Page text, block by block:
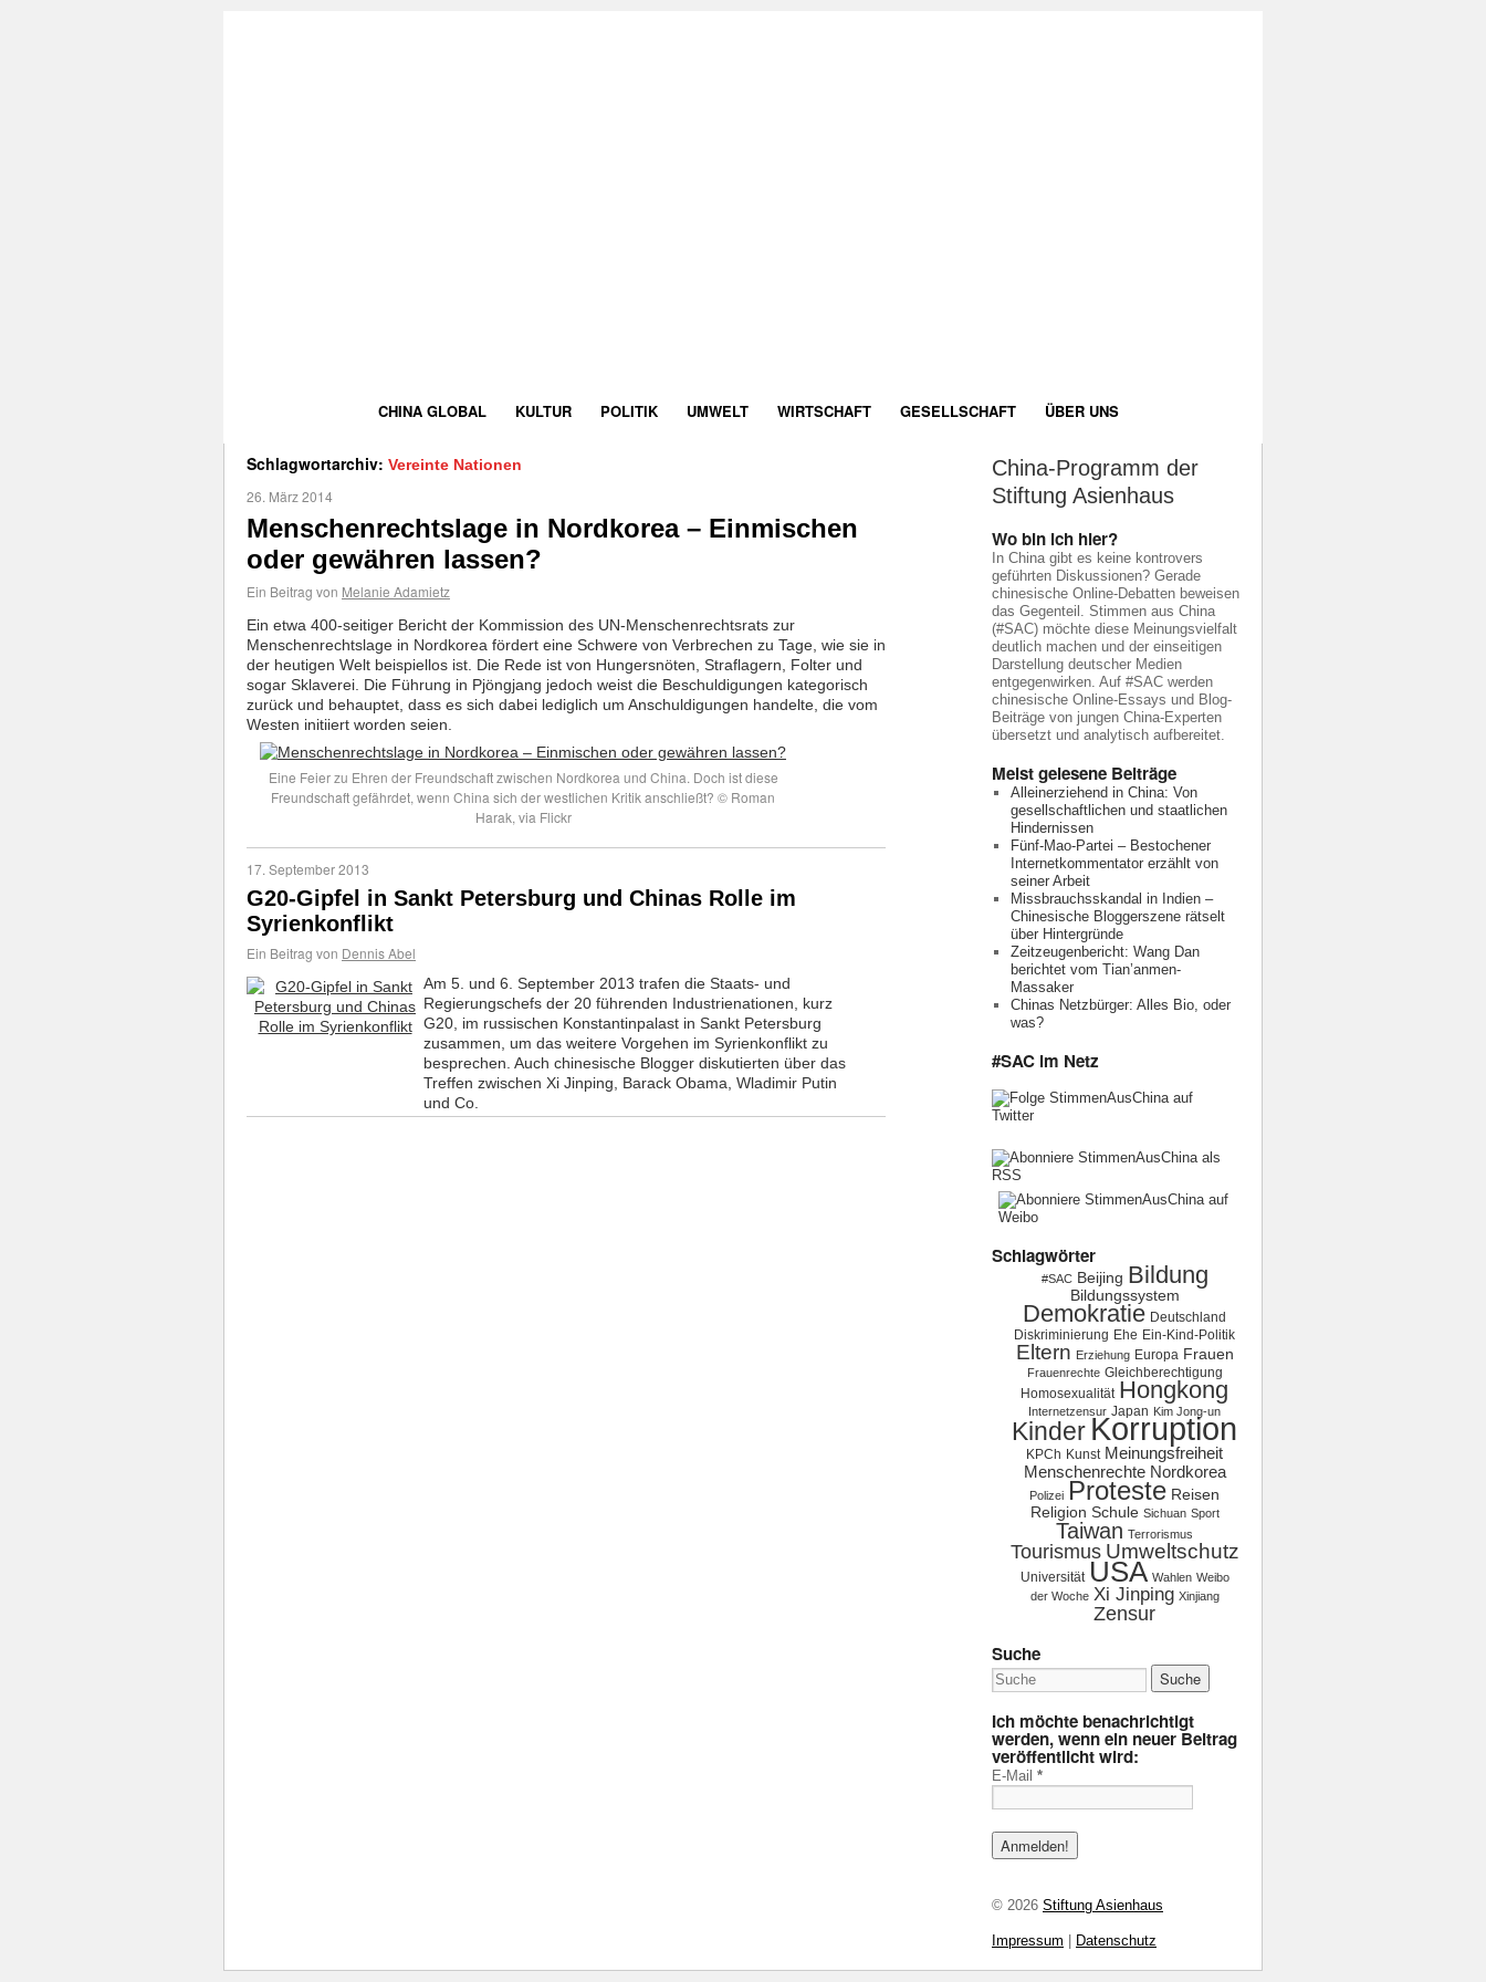
CHINA GLOBAL KULTUR POLITIK UMWELT WIRTSCHAFT GESELLSCHAFT ÜBER UNS
Schlagwortarchiv: Vereinte Nationen
26. März 2014
Menschenrechtslage in Nordkorea – Einmischen
oder gewähren lassen?
Ein Beitrag von Melanie Adamietz
Ein etwa 400-seitiger Bericht der Kommission des UN-Menschenrechtsrats zur
Menschenrechtslage in Nordkorea fördert eine Schwere von Verbrechen zu Tage, wie sie in
der heutigen Welt beispiellos ist. Die Rede ist von Hungersnöten, Straflagern, Folter und
sogar Sklaverei. Die Führung in Pjöngjang jedoch weist die Beschuldigungen kategorisch
zurück und behauptet, dass es sich dabei lediglich um Anschuldigungen handelte, die vom
Westen initiiert worden seien.
Eine Feier zu Ehren der Freundschaft zwischen Nordkorea und China. Doch ist diese
Freundschaft gefährdet, wenn China sich der westlichen Kritik anschließt? © Roman
Harak, via Flickr
17. September 2013
G20-Gipfel in Sankt Petersburg und Chinas Rolle im
Syrienkonflikt
Ein Beitrag von Dennis Abel
Am 5. und 6. September 2013 trafen die Staats- und
Regierungschefs der 20 führenden Industrienationen, kurz
G20, im russischen Konstantinpalast in Sankt Petersburg
zusammen, um das weitere Vorgehen im Syrienkonflikt zu
besprechen. Auch chinesische Blogger diskutierten über das
Treffen zwischen Xi Jinping, Barack Obama, Wladimir Putin
und Co.
China-Programm der
Stiftung Asienhaus
Wo bin ich hier?
In China gibt es keine kontrovers
geführten Diskussionen? Gerade
chinesische Online-Debatten beweisen
das Gegenteil. Stimmen aus China
(#SAC) möchte diese Meinungsvielfalt
deutlich machen und der einseitigen
Darstellung deutscher Medien
entgegenwirken. Auf #SAC werden
chinesische Online-Essays und Blog-
Beiträge von jungen China-Experten
übersetzt und analytisch aufbereitet.
Meist gelesene Beiträge
Alleinerziehend in China: Von
gesellschaftlichen und staatlichen
Hindernissen
Fünf-Mao-Partei – Bestochener
Internetkommentator erzählt von
seiner Arbeit
Missbrauchsskandal in Indien –
Chinesische Bloggerszene rätselt
über Hintergründe
Zeitzeugenbericht: Wang Dan
berichtet vom Tian’anmen-
Massaker
Chinas Netzbürger: Alles Bio, oder
was?
#SAC im Netz
Schlagwörter
#SAC Beijing Bildung
Bildungssystem
Demokratie Deutschland
Diskriminierung Ehe Ein-Kind-Politik
Eltern Erziehung Europa Frauen
Frauenrechte Gleichberechtigung
Homosexualität Hongkong
Internetzensur Japan Kim Jong-un
KinderKorruption
KPCh Kunst Meinungsfreiheit
Menschenrechte Nordkorea
Polizei Proteste Reisen
Religion Schule Sichuan Sport
Taiwan Terrorismus
Tourismus Umweltschutz
Universität USA Wahlen Weibo
der Woche Xi Jinping Xinjiang
Zensur
Suche
Ich möchte benachrichtigt
werden, wenn ein neuer Beitrag
veröffentlicht wird:
E-Mail *
© 2026 Stiftung Asienhaus
Impressum Datenschutz